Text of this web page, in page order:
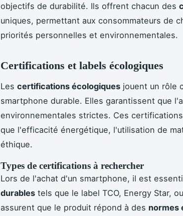
objectifs de durabilité. Ils offrent chacun des
uniques, permettant aux consommateurs de
priorités personnelles et environnementales.
Certifications et labels écologiques
Les certifications écologiques jouent un rôle
smartphone durable. Elles garantissent que
environnementales strictes. Ces
que l'efficacité énergétique, l'utilisation de
éthique.
Types de certifications à rechercher
Lors de l'achat d'un smartphone, il est
durables tels que le label TCO, Energy Star,
assurent que le produit répond à des normes